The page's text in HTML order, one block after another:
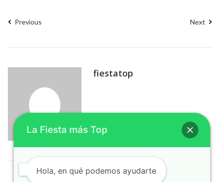
Previous Next
fiestatop
La Fiesta más Top
Hola, en qué podemos ayudarte